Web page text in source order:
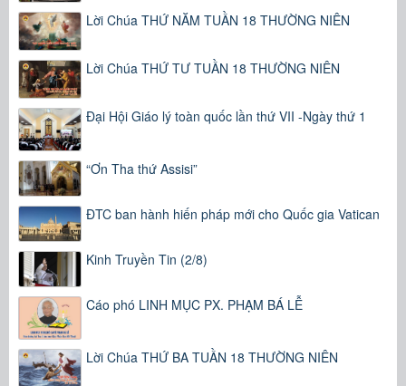
Lời Chúa THỨ NĂM TUẦN 18 THƯỜNG NIÊN
Lời Chúa THỨ TƯ TUẦN 18 THƯỜNG NIÊN
Đại Hội Giáo lý toàn quốc lần thứ VII -Ngày thứ 1
“Ơn Tha thứ Assisi”
ĐTC ban hành hiến pháp mới cho Quốc gia Vatican
Kinh Truyền Tin (2/8)
Cáo phó LINH MỤC PX. PHẠM BÁ LỄ
Lời Chúa THỨ BA TUẦN 18 THƯỜNG NIÊN